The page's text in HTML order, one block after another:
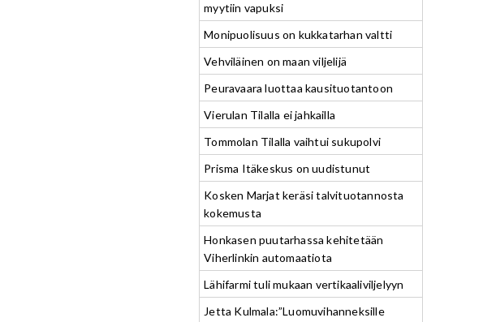
myytiin vapuksi
Monipuolisuus on kukkatarhan valtti
Vehviläinen on maan viljelijä
Peuravaara luottaa kausituotantoon
Vierulan Tilalla ei jahkailla
Tommolan Tilalla vaihtui sukupolvi
Prisma Itäkeskus on uudistunut
Kosken Marjat keräsi talvituotannosta
kokemusta
Honkasen puutarhassa kehitetään
Viherlinkin automaatiota
Lähifarmi tuli mukaan vertikaaliviljelyyn
Jetta Kulmala:”Luomuvihanneksille